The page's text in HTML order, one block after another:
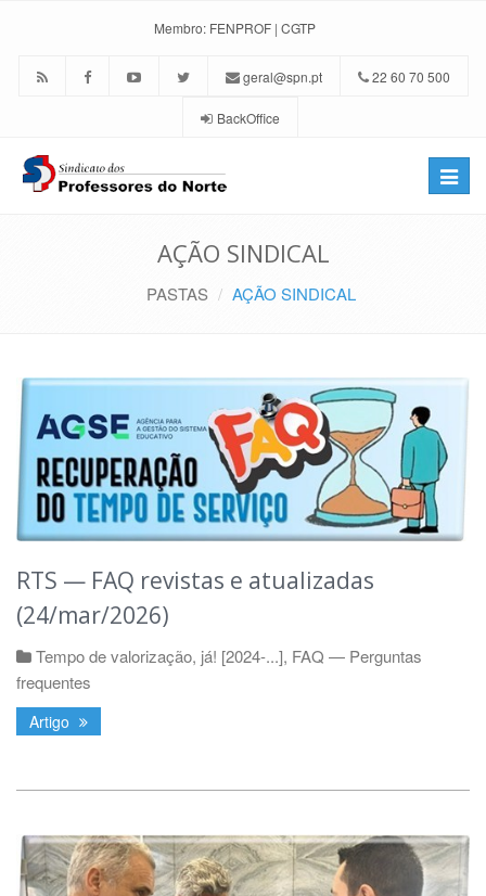
Membro: FENPROF | CGTP
geral@spn.pt 22 60 70 500
BackOffice
Toggle
AÇÃO SINDICAL
PASTAS AÇÃO SINDICAL
RTS — FAQ revistas e atualizadas
(24/mar/2026)
Tempo de valorização, já! [2024-...], FAQ — Perguntas
frequentes
Artigo